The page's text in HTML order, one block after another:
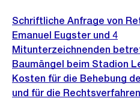
Schriftliche Anfrage von
Emanuel Eugster und 4
Mitunterzeichnenden
Baumängel beim Stadion
Kosten für die Behebung
und für die